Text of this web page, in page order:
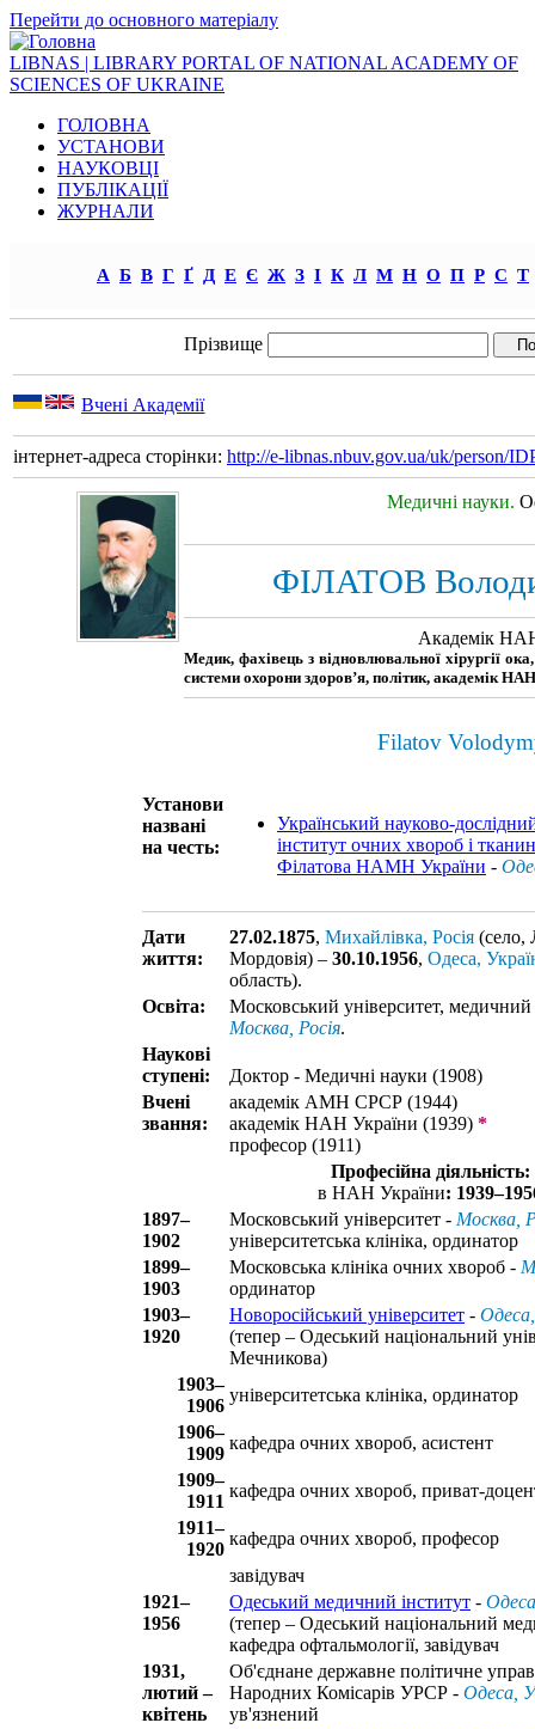
Перейти до основного матеріалу
LIBNAS | LIBRARY PORTAL OF NATIONAL ACADEMY OF
SCIENCES OF UKRAINE
ГОЛОВНА
УСТАНОВИ
НАУКОВЦІ
ПУБЛІКАЦІЇ
ЖУРНАЛИ
А Б В Г Ґ Д Е Є Ж З І К Л М Н О П Р С Т
Прізвище
Вчені Академії
інтернет-адреса сторінки: http://e-libnas.nbuv.gov.ua/uk/person/
Медичні науки.
ФІЛАТОВ
Академік
Медик, фахівець з відновлювальної хірургії
системи охорони здоров’я, політик, академік
Filatov
Установи
названі
на честь:
Український науково-
інститут очних хвороб і
Філатова НАМН України -
Дати
життя:
27.02.1875, Михайлівка, Росія (село,
Мордовія) – 30.10.1956, Одеса,
область).
Освіта:
Московський університет, медичний
Москва, Росія.
Наукові
ступені:
Доктор - Медичні науки (1908)
Вчені
звання:
академік АМН СРСР (1944)
академік НАН України (1939) *
професор (1911)
Професійна діяльність:
в НАН України:
1897–
1902
Московський університет - Москва,
університетська клініка, ординатор
1899–
1903
Московська клініка очних хвороб -
ординатор
1903–
1920
Новоросійський університет -
(тепер – Одеський національний
Мечникова)
1903–
1906
університетська клініка, ординатор
1906–
1909
кафедра очних хвороб, асистент
1909–
1911
кафедра очних хвороб, приват-
1911–
1920
кафедра очних хвороб, професор
завідувач
1921–
1956
Одеський медичний інститут -
(тепер – Одеський національний
кафедра офтальмології, завідувач
1931,
лютий –
квітень
Об'єднане державне політичне
Народних Комісарів УРСР - Одеса,
ув'язнений